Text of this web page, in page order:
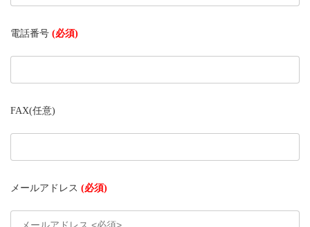
電話番号 (必須)
FAX(任意)
メールアドレス (必須)